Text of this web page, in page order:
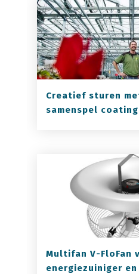
Creatief sturen
samenspel
Multifan V-FloFan
energiezuiniger